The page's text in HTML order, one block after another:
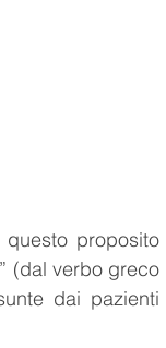
questo proposito
(dal verbo greco
dai pazienti